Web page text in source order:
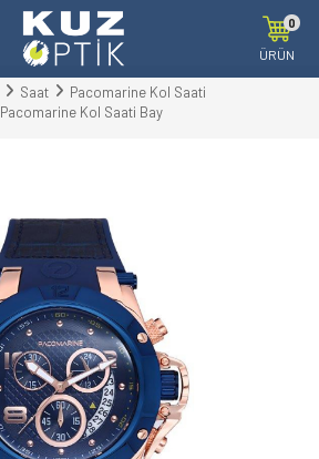
0
ÜRÜN
Saat
Pacomarine Kol Saati
Pacomarine Kol Saati Bay